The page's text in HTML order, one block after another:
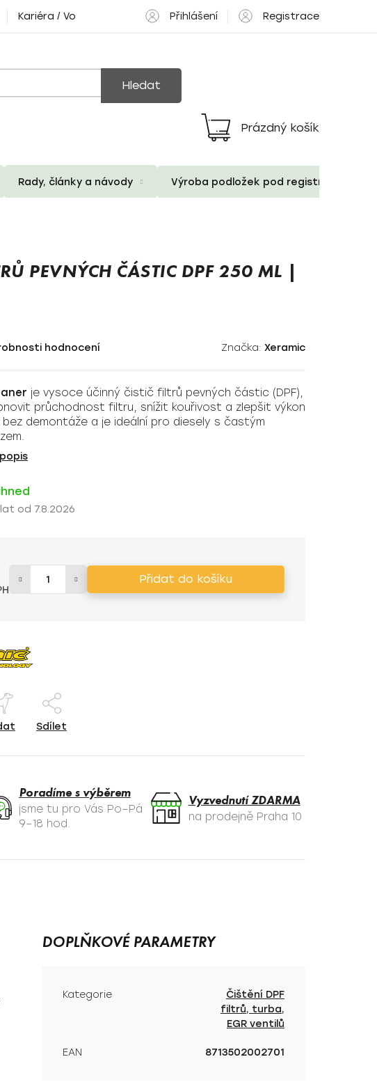
Kariéra / Volné pozice Přihlášení Registrace
Hledat
Nákupní
košík
Prázdný košík
Rady, články a návody Výroba podložek pod registrační
PEVNÝCH ČÁSTIC DPF 250 ML |
hodnocení Značka: Xeramic
je vysoce účinný čistič filtrů pevných částic (DPF),
průchodnost filtru, snížit kouřivost a zlepšit výkon
bez demontáže a je ideální pro diesely s častým
7.8.2026
Přidat do košíku
Sdílet
Poradíme s výběrem
jsme tu pro Vás Po–Pá
9–18 hod.
Vyzvednutí ZDARMA
na prodejně Praha 10
DOPLŇKOVÉ PARAMETRY
Kategorie
Čištění DPF
filtrů, turba,
EGR ventilů
EAN 8713502002701